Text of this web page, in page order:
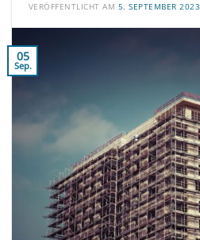
VERÖFFENTLICHT AM 5. SEPTEMBER 2023
05
Sep.